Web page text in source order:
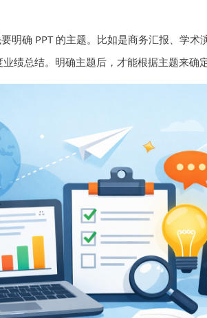
明确 PPT 的主题。比如是商务汇报、学
绩总结。明确主题后，才能根据主题来确